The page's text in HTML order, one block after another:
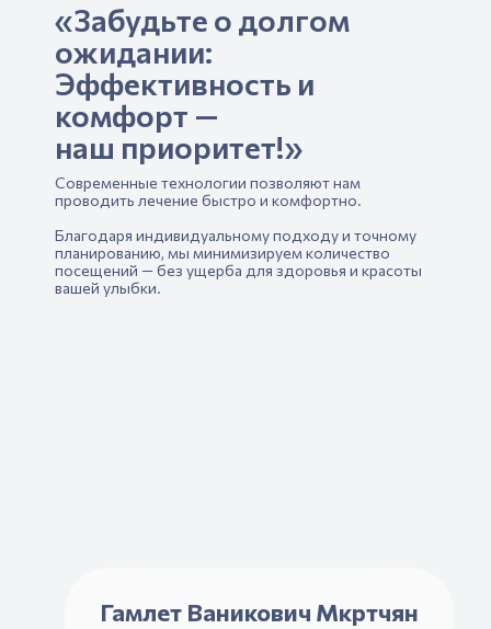
«Забудьте о долгом
ожидании:
Эффективность и
комфорт —
наш приоритет!»
Современные технологии позволяют нам
проводить лечение быстро и комфортно.
Благодаря индивидуальному подходу и точному
планированию, мы минимизируем количество
посещений — без ущерба для здоровья и красоты
вашей улыбки.
Гамлет Ваникович Мкртчян